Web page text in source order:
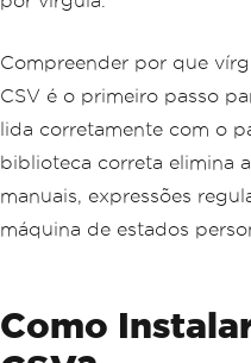
Compreender por que
CSV é o primeiro passo
lida corretamente com o
biblioteca correta elimina
manuais, expressões
máquina de estados
Como